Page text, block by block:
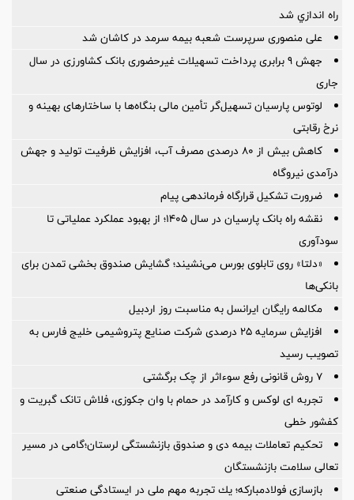
راه اندازي شد
علی منصوری سرپرست شعبه بیمه سرمد در کاشان شد
جهش 9 برابری پرداخت تسهیلات غیرحضوری بانک کشاورزی در سال
جاری
لوتوس پارسیان تسهیل‌گر تأمین مالی بنگاه‌ها با ساختارهای بهینه و
نرخ رقابتی
کاهش بیش از ۸۰ درصدی مصرف آب، افزایش ظرفیت تولید و جهش
درآمدی نیروگاه
ضرورت تشكیل قرارگاه فرماندهی پیام
نقشه راه بانک پارسیان در سال ۱۴۰۵؛ از بهبود عملکرد عملیاتی تا
سودآوری
«دلتا» روی تابلوی بورس می‌نشیند؛ گشایش صندوق بخشی تمدن برای
بانکی‌ها
مکالمه رایگان ایرانسل به مناسبت روز اردبیل
افزایش سرمایه ۲۵ درصدی شرکت صنایع پتروشیمی خلیج فارس به
تصویب رسید
۷ روش قانونی رفع سوء‌اثر از چک برگشتی
تجربه ای لوکس و کارآمد در حمام با وان جکوزی، فلاش تانک گبریت و
کفشور خطی
تحکیم تعاملات بیمه دی و صندوق بازنشستگی لرستان؛گامی در مسیر
تعالی سلامت بازنشستگان
بازسازی فولادمباركه؛ یك تجربه مهم ملی در ایستادگی صنعتی